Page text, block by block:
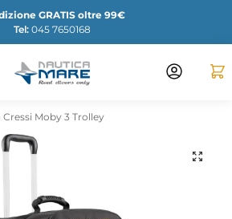
GRATIS oltre 99€
Tel: 045 7650168
Cressi Moby 3 Trolley